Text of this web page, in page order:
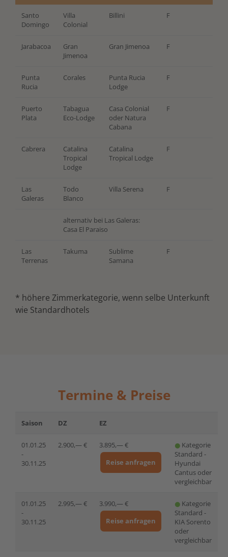
Santo
Domingo
Villa
Colonial
Billini F
Jarabacoa
Gran
Jimenoa
Gran Jimenoa F
Punta
Rucia
Corales
Punta Rucia
Lodge
F
Puerto
Plata
Tabagua
Eco-Lodge
Casa Colonial
oder Natura
Cabana
F
Cabrera
Catalina
Tropical
Lodge
Catalina
Tropical Lodge
F
Las
Galeras
Todo
Blanco
Villa Serena F
alternativ bei Las Galeras:
Casa El Paraiso
Las
Terrenas
Takuma
Sublime
Samana
F
* höhere Zimmerkategorie, wenn selbe Unterkunft
wie Standardhotels
Termine & Preise
Saison DZ EZ
01.01.25
-
30.11.25
2.900,— €
3.895,— €
Reise anfragen
Kategorie
Standard -
Hyundai
Cantus oder
vergleichbar
01.01.25
-
30.11.25
2.995,— €
3.990,— €
Reise anfragen
Kategorie
Standard -
KIA Sorento
oder
vergleichbar